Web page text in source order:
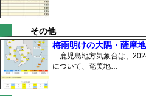
その他
梅雨明けの大隅・薩摩
鹿児島地方気象台は、
について、奄美地…